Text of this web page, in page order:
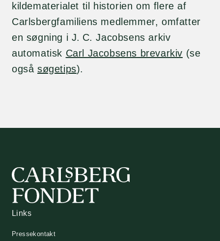
kildematerialet til historien om flere af
Carlsbergfamiliens medlemmer, omfatter
en søgning i J. C. Jacobsens arkiv
automatisk Carl Jacobsens brevarkiv (se
også søgetips).
Links
Pressekontakt